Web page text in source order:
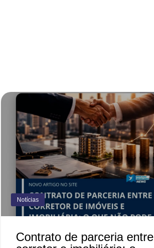
Notícias
Contrato de parceria entre